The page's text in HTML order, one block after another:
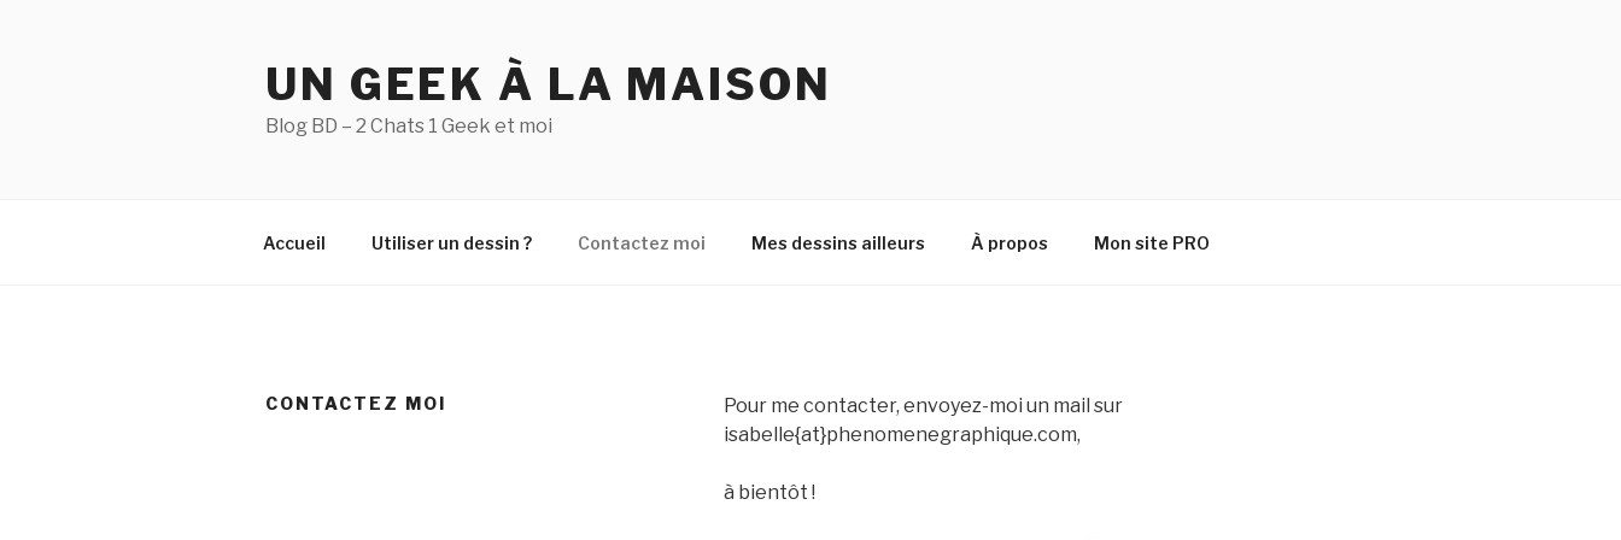
UN GEEK À LA MAISON
Blog BD – 2 Chats 1 Geek et moi
Accueil Utiliser un dessin ? Contactez moi Mes dessins ailleurs À propos Mon site PRO
CONTACTEZ MOI
Pour me contacter, envoyez-moi un mail sur
isabelle{at}phenomenegraphique.com,
à bientôt !